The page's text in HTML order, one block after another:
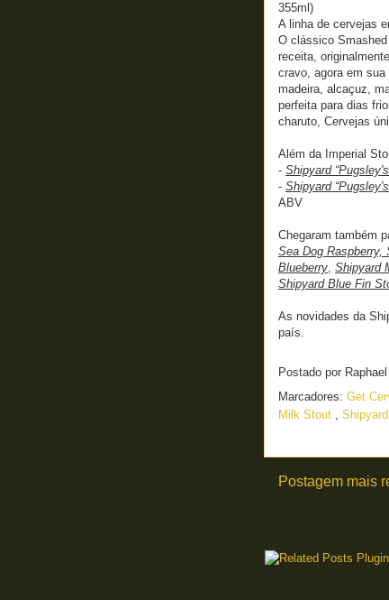
355ml)
A linha de cervejas
O clássico
receita,
cravo, agora em sua
madeira, alcaçuz,
perfeita para dias
charuto, Cervejas
Além da Imperial
- Shipyard
- Shipyard
ABV
Chegaram também
Sea Dog Raspberry,
Blueberry, Shipyard
Shipyard Blue Fin
As novidades da
país.
Postado por
Marcadores: Get
Milk Stout ,
Postagem mais